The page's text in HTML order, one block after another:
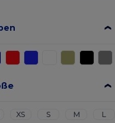
XS S M
L